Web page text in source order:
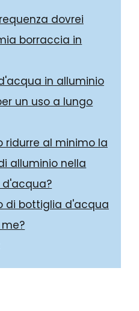
dovrei
borraccia in
in alluminio
un uso a lungo
ridurre al minimo la
alluminio nella
di bottiglia d'acqua